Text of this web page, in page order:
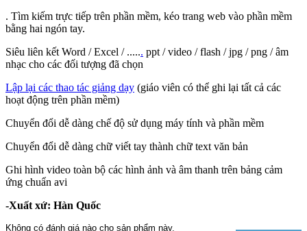
. Tìm kiếm trực tiếp trên phần mềm, kéo trang web vào phần mềm
bằng hai ngón tay.
Siêu liên kết Word / Excel / ...... ppt / video / flash / jpg / png / âm
nhạc cho các đối tượng đã chọn
Lập lại các thao tác giảng dạy (giáo viên có thể ghi lại tất cả các
hoạt động trên phần mềm)
Chuyển đổi dễ dàng chế độ sử dụng máy tính và phần mềm
Chuyển đổi dễ dàng chữ viết tay thành chữ text văn bản
Ghi hình video toàn bộ các hình ảnh và âm thanh trên bảng cảm
ứng chuẩn avi
-Xuất xứ: Hàn Quốc
Không có đánh giá nào cho sản phẩm này.